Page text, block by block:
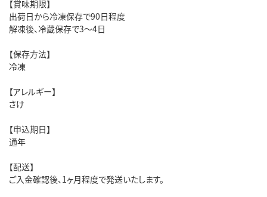
【賞味期限】
出荷日から冷凍保存で90日程度
解凍後、冷蔵保存で3～4日
【保存方法】
冷凍
【アレルギー】
さけ
【申込期日】
通年
【配送】
ご入金確認後、1ヶ月程度で発送いたします。